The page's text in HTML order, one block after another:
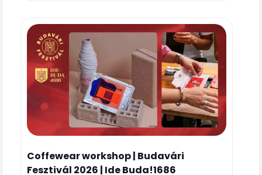
Coffewear workshop | Budavári
Fesztivál 2026 | Ide Buda!1686